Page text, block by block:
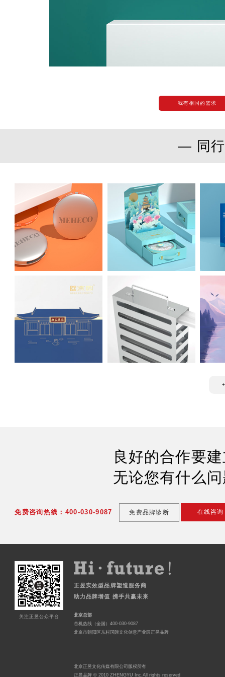
我有相同的需求
— 同
燕窝 虫草
良好的合作要
无论您有什么
免费咨询热线：400-030-9087 免费品牌诊断 在线咨询
关注正昱公众平台
正昱实效型品牌塑造服务商
助力品牌增值 携手共赢未来
北京总部
总机热线（全国）400-030-9087
北京市朝阳区东村国际文化创意产业园正昱品牌
北京正昱文化传媒有限公司版权所有
正昱品牌 © 2010 ZHENGYU Inc.All rights reserved